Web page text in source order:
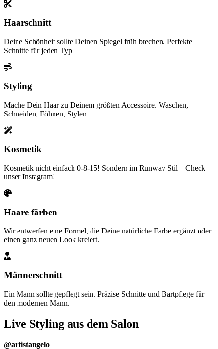
Haarschnitt
Deine Schönheit sollte Deinen Spiegel früh brechen. Perfekte
Schnitte für jeden Typ.
Styling
Mache Dein Haar zu Deinem größten Accessoire. Waschen,
Schneiden, Föhnen, Stylen.
Kosmetik
Kosmetik nicht einfach 0-8-15! Sondern im Runway Stil – Check
unser Instagram!
Haare färben
Wir entwerfen eine Formel, die Deine natürliche Farbe ergänzt oder
einen ganz neuen Look kreiert.
Männerschnitt
Ein Mann sollte gepflegt sein. Präzise Schnitte und Bartpflege für
den modernen Mann.
Live Styling aus dem Salon
@artistangelo